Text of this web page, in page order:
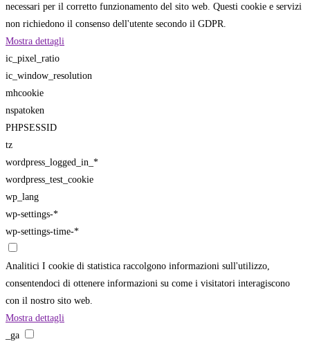
necessari per il corretto funzionamento del sito web. Questi cookie e servizi
non richiedono il consenso dell'utente secondo il GDPR.
Mostra dettagli
ic_pixel_ratio
ic_window_resolution
mhcookie
nspatoken
PHPSESSID
tz
wordpress_logged_in_*
wordpress_test_cookie
wp_lang
wp-settings-*
wp-settings-time-*
Analitici I cookie di statistica raccolgono informazioni sull'utilizzo,
consentendoci di ottenere informazioni su come i visitatori interagiscono
con il nostro sito web.
Mostra dettagli
_ga